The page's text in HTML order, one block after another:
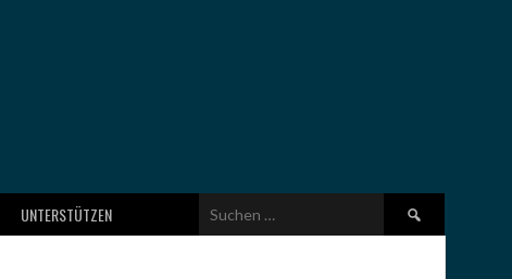
UNTERSTÜTZEN
Suchen
nach: